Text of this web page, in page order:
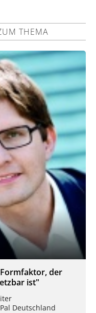
THEMA
der
ist"
Deutschland